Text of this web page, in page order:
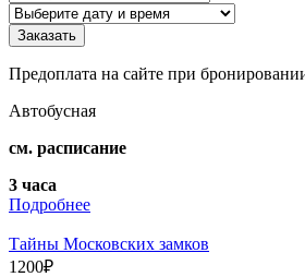
Предоплата на сайте при
Автобусная
см. расписание
3 часа
Подробнее
Тайны Московских замков
1200₽